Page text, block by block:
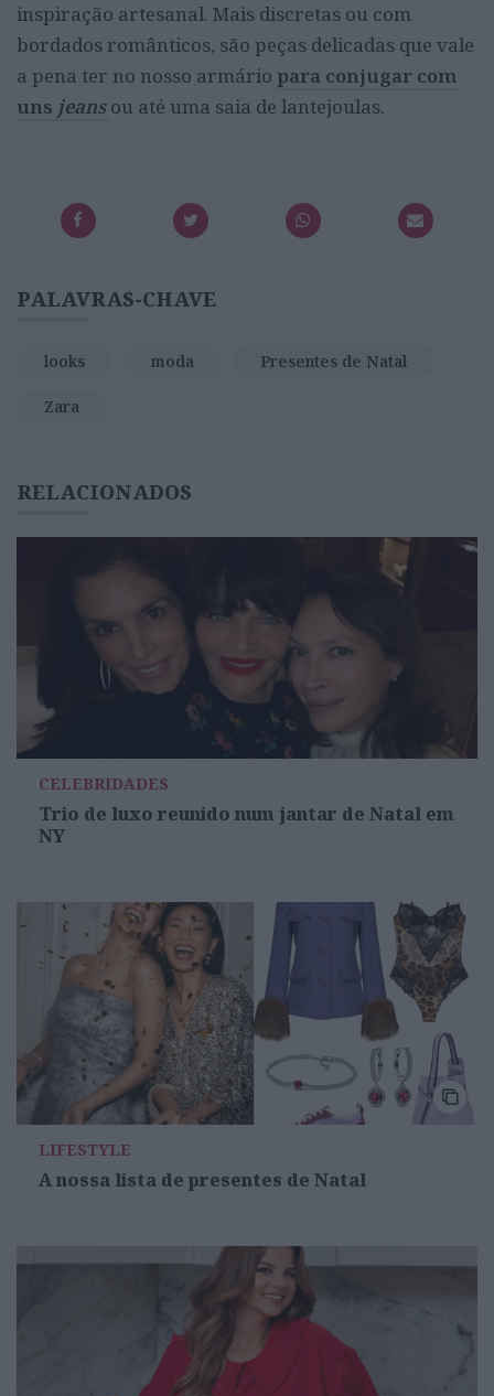
inspiração artesanal. Mais discretas ou com
bordados românticos, são peças delicadas que vale
a pena ter no nosso armário para conjugar com
uns jeansou até uma saia de lantejoulas.
PALAVRAS-CHAVE
looks moda Presentes de Natal
Zara
RELACIONADOS
CELEBRIDADES
Trio de luxo reunido num jantar de Natal em
NY
LIFESTYLE
A nossa lista de presentes de Natal